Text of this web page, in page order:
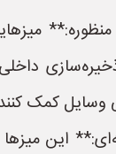
وسایل کمک
این میزها